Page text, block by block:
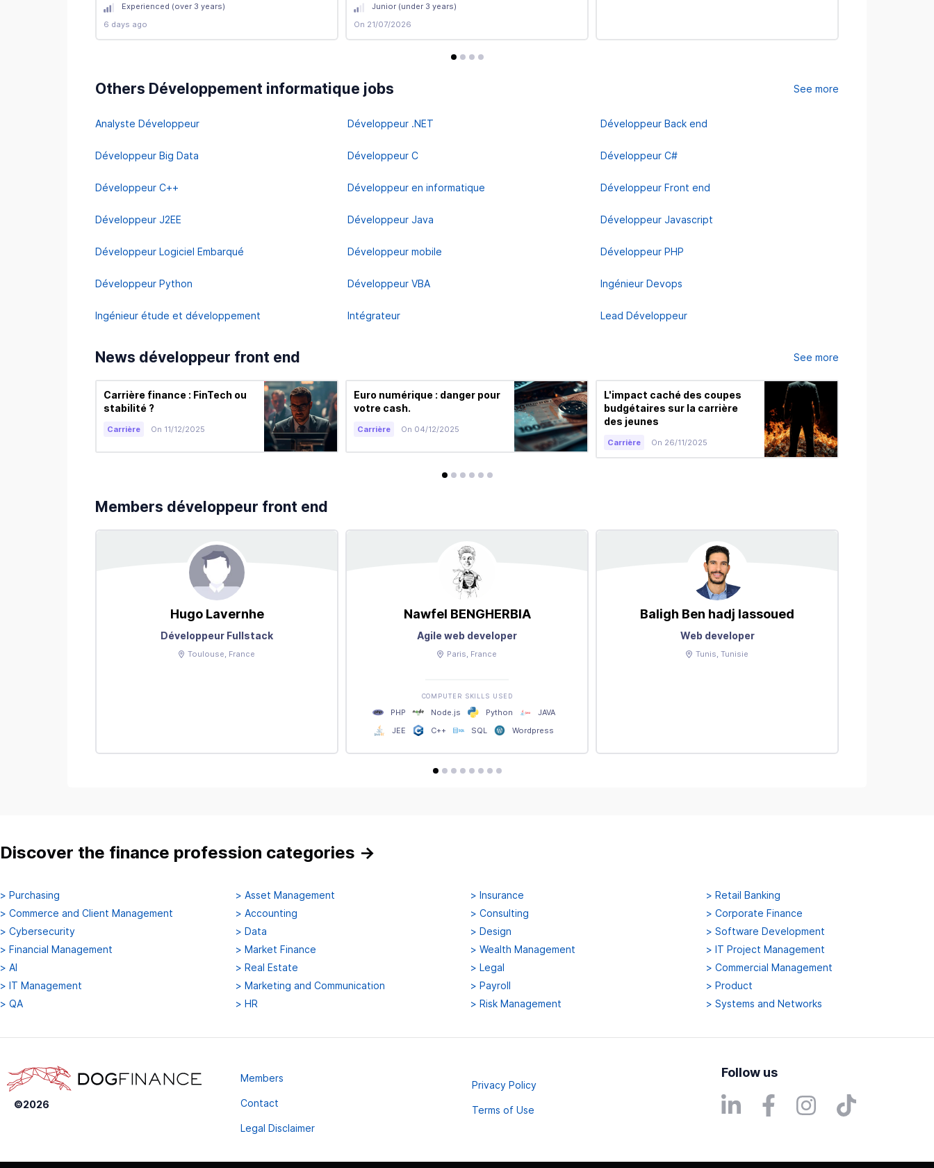
Experienced (over 3 years)
6 days ago
Junior (under 3 years)
On 21/07/2026
avisavisavisavis
Others Développement informatique jobs See more
Analyste Développeur Développeur .NET Développeur Back end
Développeur Big Data Développeur C Développeur C#
Développeur C++ Développeur en informatique Développeur Front end
Développeur J2EE Développeur Java Développeur Javascript
Développeur Logiciel Embarqué Développeur mobile Développeur PHP
Développeur Python Développeur VBA Ingénieur Devops
Ingénieur étude et développement Intégrateur Lead Développeur
News développeur front end See more
Carrière finance : FinTech ou
stabilité ?
Carrière On 11/12/2025
Euro numérique : danger pour
votre cash.
Carrière On 04/12/2025
L'impact caché des coupes
budgétaires sur la carrière
des jeunes
Carrière On 26/11/2025
avisavisavisavisavisavis
Members développeur front end
Hugo Lavernhe
Développeur Fullstack
Toulouse, France
Nawfel BENGHERBIA
Agile web developer
Paris, France
COMPUTER SKILLS USED
PHP Node.js Python
JAVA
JEE
C++ SQL Wordpress
Baligh Ben hadj lassoued
Web developer
Tunis, Tunisie
avisavisavisavisavisavisavisavis
Discover the finance profession categories →
> Purchasing > Asset Management > Insurance > Retail Banking
> Commerce and Client Management > Accounting > Consulting > Corporate Finance
> Cybersecurity > Data > Design > Software Development
> Financial Management > Market Finance > Wealth Management > IT Project Management
> AI > Real Estate > Legal > Commercial Management
> IT Management > Marketing and Communication > Payroll > Product
> QA > HR > Risk Management > Systems and Networks
©2026
Members
Contact
Legal Disclaimer
Privacy Policy
Terms of Use
Follow us